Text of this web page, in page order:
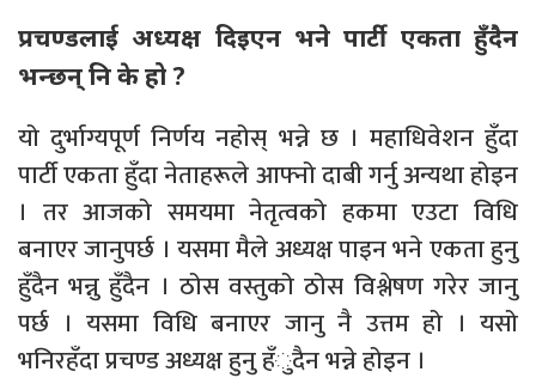
प्रचण्डलाई अध्यक्ष दिइएन भने पार्टी एकता हुँदैन
भन्छन् नि के हो ?
यो दुर्भाग्यपूर्ण निर्णय नहोस् भन्ने छ । महाधिवेशन हुँदा
पार्टी एकता हुँदा नेताहरूले आफ्नो दाबी गर्नु अन्यथा होइन
। तर आजको समयमा नेतृत्वको हकमा एउटा विधि
बनाएर जानुपर्छ । यसमा मैले अध्यक्ष पाइन भने एकता हुनु
हुँदैन भन्नु हुँदैन । ठोस वस्तुको ठोस विश्लेषण गरेर जानु
पर्छ । यसमा विधि बनाएर जानु नै उत्तम हो । यसो
भनिरहँदा प्रचण्ड अध्यक्ष हुनु हँुदैन भन्ने होइन ।